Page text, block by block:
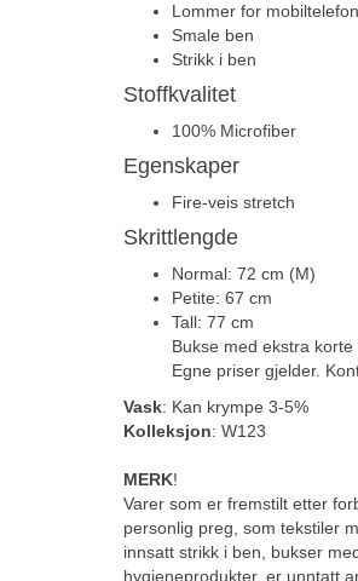
Lommer for
Smale ben
Strikk i ben
Stoffkvalitet
100% Microfiber
Egenskaper
Fire-veis stretch
Skrittlengde
Normal: 72 cm (M)
Petite: 67 cm
Tall: 77 cm
Bukse med ekstra
Egne priser gjelder.
Vask: Kan krympe 3-5%
Kolleksjon: W123
MERK!
Varer som er fremstilt etter
personlig preg, som tekstiler
innsatt strikk i ben, bukser
hygieneprodukter, er unntatt